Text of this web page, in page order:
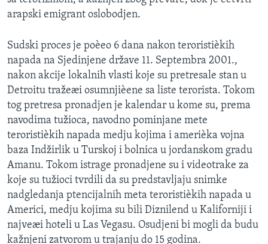
INTERVJU
arapski emigrant oslobodjen.
Sudski proces je poèeo 6 dana nakon teroristièkih
napada na Sjedinjene države 11. Septembra 2001.,
nakon akcije lokalnih vlasti koje su pretresale stan u
Detroitu tražeæi osumnjièene sa liste terorista. Tokom
tog pretresa pronadjen je kalendar u kome su, prema
navodima tužioca, navodno pominjane mete
teroristièkih napada medju kojima i amerièka vojna
baza Indžirlik u Turskoj i bolnica u jordanskom gradu
Amanu. Tokom istrage pronadjene su i videotrake za
koje su tužioci tvrdili da su predstavljaju snimke
nadgledanja ptencijalnih meta teroristièkih napada u
Americi, medju kojima su bili Diznilend u Kaliforniji i
najveæi hoteli u Las Vegasu. Osudjeni bi mogli da budu
kažnjeni zatvorom u trajanju do 15 godina.